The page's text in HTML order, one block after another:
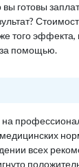
вы готовы
того
помощью.
на
всех